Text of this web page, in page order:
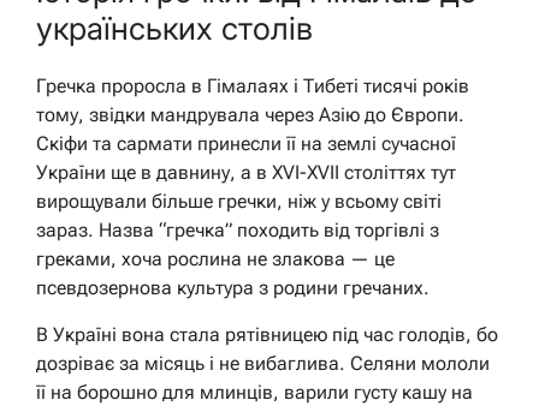
українських столів
Гречка проросла в Гімалаях і Тибеті тисячі років
тому, звідки мандрувала через Азію до Європи.
Скіфи та сармати принесли її на землі сучасної
України ще в давнину, а в XVI-XVII століттях тут
вирощували більше гречки, ніж у всьому світі
зараз. Назва “гречка” походить від торгівлі з
греками, хоча рослина не злакова — це
псевдозернова культура з родини гречаних.
В Україні вона стала рятівницею під час голодів, бо
дозріває за місяць і не вибаглива. Селяни мололи
її на борошно для млинців, варили густу кашу на